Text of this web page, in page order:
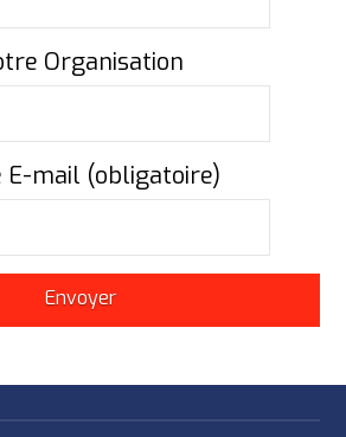
Organisation
E-mail (obligatoire)